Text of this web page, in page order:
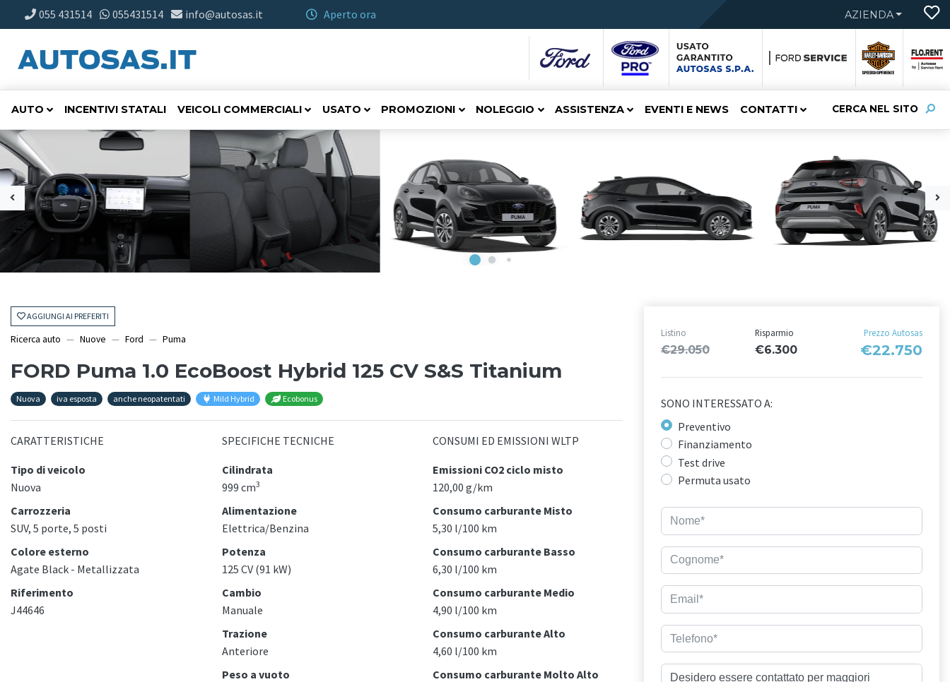
055 431514 055431514 info@autosas.it Aperto ora AZIENDA
CERCA NEL SITO
AUTO INCENTIVI STATALI VEICOLI COMMERCIALI USATO PROMOZIONI NOLEGGIO ASSISTENZA EVENTI E NEWS CONTATTI
AGGIUNGI AI PREFERITI
Ricerca auto Nuove Ford Puma
FORD Puma 1.0 EcoBoost Hybrid 125 CV S&S Titanium
Nuova iva esposta anche neopatentati Mild Hybrid Ecobonus
CARATTERISTICHE
Tipo di veicolo
Nuova
Carrozzeria
SUV, 5 porte, 5 posti
Colore esterno
Agate Black - Metallizzata
Riferimento
J44646
SPECIFICHE TECNICHE
Cilindrata
999 cm3
Alimentazione
Elettrica/Benzina
Potenza
125 CV (91 kW)
Cambio
Manuale
Trazione
Anteriore
Peso a vuoto
CONSUMI ED EMISSIONI WLTP
Emissioni CO2 ciclo misto
120,00 g/km
Consumo carburante Misto
5,30 l/100 km
Consumo carburante Basso
6,30 l/100 km
Consumo carburante Medio
4,90 l/100 km
Consumo carburante Alto
4,60 l/100 km
Consumo carburante Molto Alto
Listino
€29.050
Risparmio
€6.300
Prezzo Autosas
€22.750
SONO INTERESSATO A:
Preventivo
Finanziamento
Test drive
Permuta usato